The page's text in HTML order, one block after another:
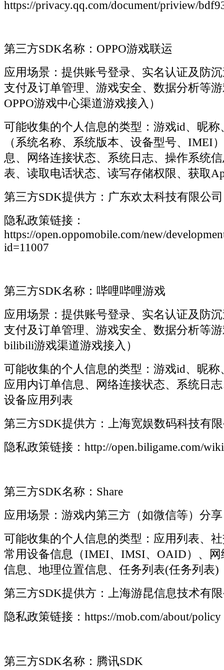
https://privacy.qq.com/document/priview/
第三方SDK名称：OPPO游戏联运
应用场景：提供账号登录、实名认证及防
支付及订单管理、游戏安全、数据分析等
OPPO游戏中心渠道游戏接入）
可能收集的个人信息的类型：游戏id、昵称
（系统名称、系统版本、设备型号、IMEI
息、网络连接状态、系统日志、操作系统
表、读取电话状态、读写存储权限、获取
第三方SDK提供方：广东欢太科技有限公司
隐私政策链接：
https://open.oppomobile.com/new/
id=11007
第三方SDK名称：哔哩哔哩游戏
应用场景：提供账号登录、实名认证及防
支付及订单管理、游戏安全、数据分析等
bilibili游戏渠道游戏接入）
可能收集的个人信息的类型：游戏id、昵
应用内订单信息、网络连接状态、系统日
设备应用列表
第三方SDK提供方：上海宽娱数码科技有
隐私政策链接：http://open.biligame.com/
第三方SDK名称：Share
应用场景：游戏内第三方（如微信等）分享
可能收集的个人信息的类型：应用列表、
常用设备信息（IMEI、IMSI、OAID）、
信息、地理位置信息、任务列表(任务列表)
第三方SDK提供方：上海游昆信息技术有
隐私政策链接：https://mob.com/about/policy
第三方SDK名称：腾讯SDK